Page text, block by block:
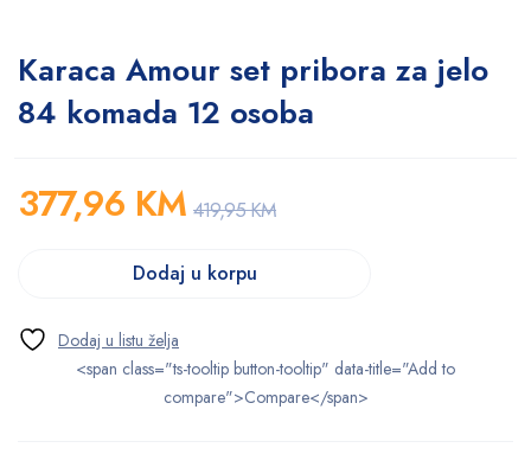
Karaca Amour set pribora za jelo
84 komada 12 osoba
419,95KM
377,96 KM
Dodaj u korpu
<span class="ts-tooltip button-tooltip" data-title="Add to
compare">Compare</span>